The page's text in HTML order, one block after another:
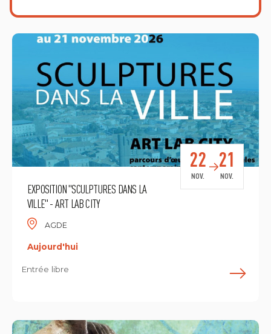
EXPOSITION "SCULPTURES DANS LA
VILLE" - ART LAB CITY
AGDE
Aujourd'hui
22
NOV.
21
NOV.
Entrée libre